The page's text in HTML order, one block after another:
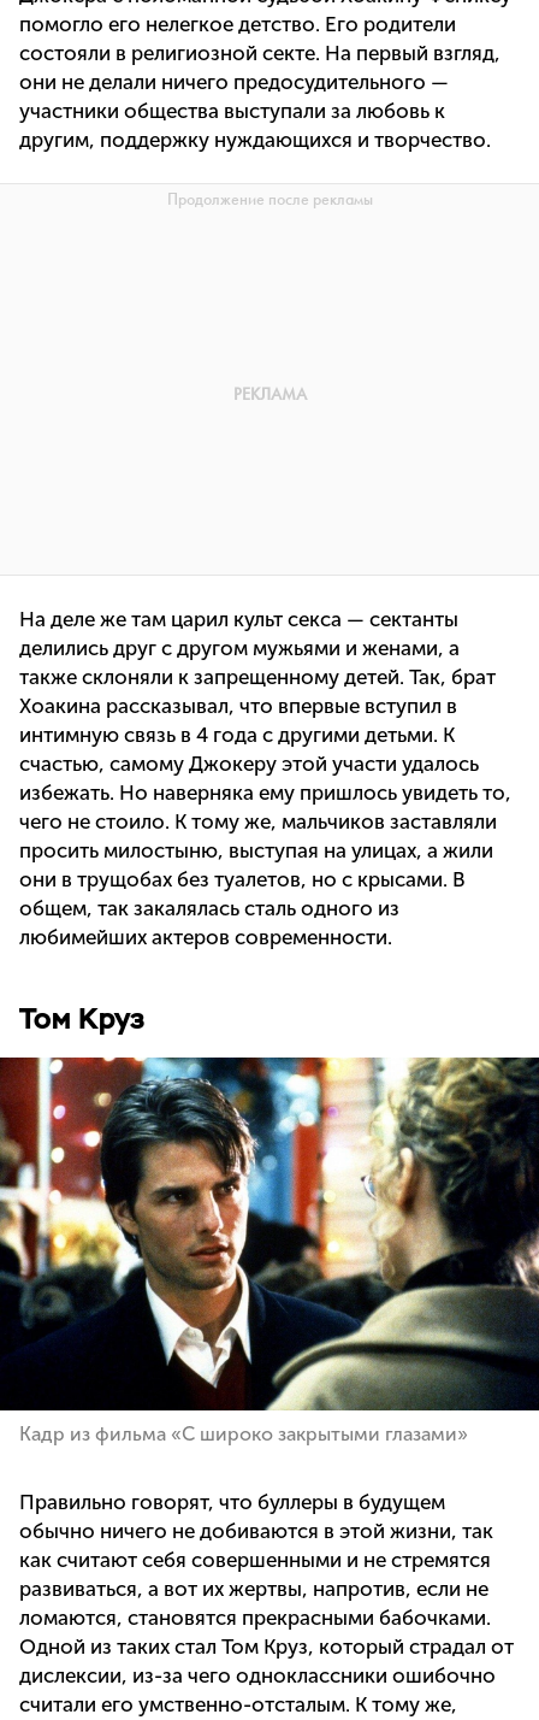
помогло его нелегкое детство. Его родители
состояли в религиозной секте. На первый взгляд,
они не делали ничего предосудительного —
участники общества выступали за любовь к
другим, поддержку нуждающихся и творчество.
На деле же там царил культ секса — сектанты
делились друг с другом мужьями и женами, а
также склоняли к запрещенному детей. Так, брат
Хоакина рассказывал, что впервые вступил в
интимную связь в 4 года с другими детьми. К
счастью, самому Джокеру этой участи удалось
избежать. Но наверняка ему пришлось увидеть то,
чего не стоило. К тому же, мальчиков заставляли
просить милостыню, выступая на улицах, а жили
они в трущобах без туалетов, но с крысами. В
общем, так закалялась сталь одного из
любимейших актеров современности.
Том Круз
Кадр из фильма «С широко закрытыми глазами»
Правильно говорят, что буллеры в будущем
обычно ничего не добиваются в этой жизни, так
как считают себя совершенными и не стремятся
развиваться, а вот их жертвы, напротив, если не
ломаются, становятся прекрасными бабочками.
Одной из таких стал Том Круз, который страдал от
дислексии, из-за чего одноклассники ошибочно
считали его умственно-отсталым. К тому же,